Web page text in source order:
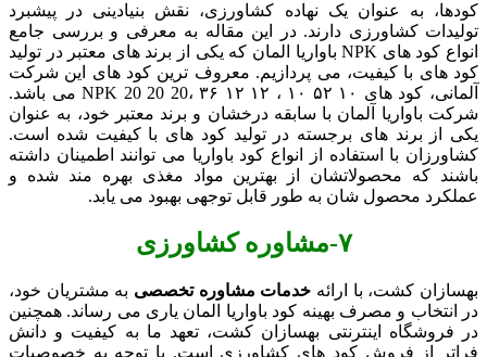
کودها، به عنوان یک نهاده کشاورزی، نقش بنیادینی در پیشبرد
تولیدات کشاورزی دارند. در این مقاله به معرفی و بررسی جامع
انواع کود های NPK باواریا المان که یکی از برند های معتبر در تولید
کود های با کیفیت، می پردازیم. معروف ترین کود های این شرکت
آلمانی، کود های NPK 20 20 20، ۳۶ ۱۲ ۱۲ ، ۱۰ ۵۲ ۱۰ می باشد.
شرکت باواریا آلمان با سابقه درخشان و برند معتبر خود، به عنوان
یکی از برند های برجسته در تولید کود های با کیفیت شده است.
کشاورزان با استفاده از انواع کود باواریا می توانند اطمینان داشته
باشند که محصولاتشان از بهترین مواد مغذی بهره مند شده و
عملکرد محصول شان به طور قابل توجهی بهبود می یابد.
۷- مشاوره کشاورزی
بهسازان کشت، با ارائه خدمات مشاوره تخصصی به مشتریان خود،
در انتخاب و مصرف بهینه کود باواریا المان یاری می ‌رساند. همچنین
در فروشگاه اینترنتی بهسازان کشت، تعهد ما به کیفیت و دانش
فراتر از فروش کود های کشاورزی است. با توجه به خصوصیات